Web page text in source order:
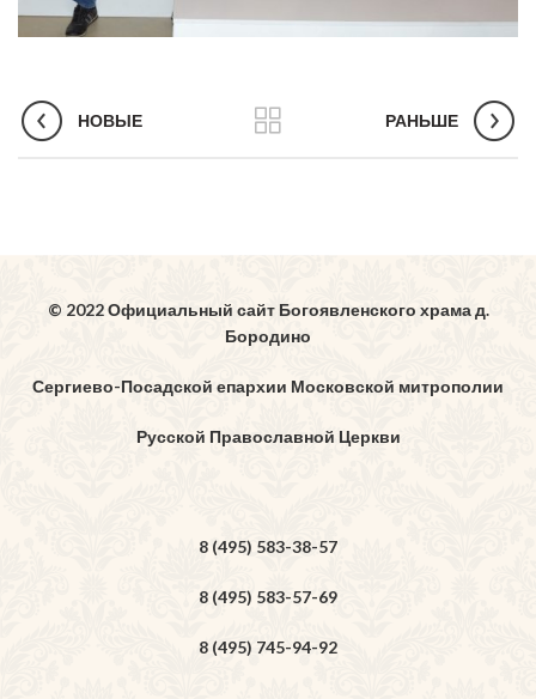
НОВЫЕ РАНЬШЕ
© 2022 Официальный сайт Богоявленского храма д.
Бородино
Сергиево-Посадской епархии Московской митрополии
Русской Православной Церкви
8 (495) 583-38-57
8 (495) 583-57-69
8 (495) 745-94-92